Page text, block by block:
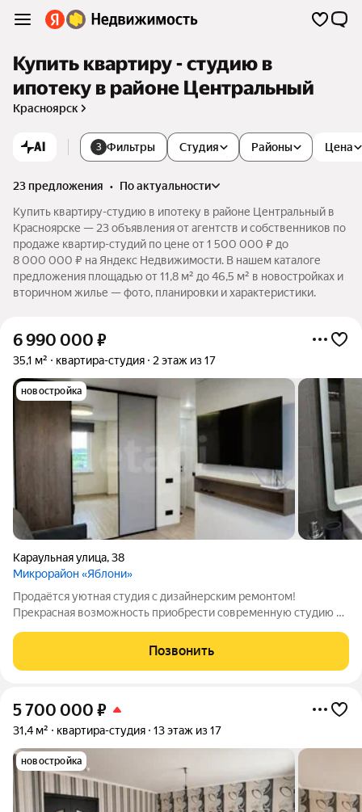
Купить квартиру - студию в
ипотеку в районе Центральный
Красноярск
AI 3 Фильтры Студия Цена
Районы
23 предложения •
по актуальности
Купить квартиру-студию в ипотеку в районе Центральный в
Красноярске — 23 объявления от агентств и собственников по
продаже квартир-студий по цене от 1 500 000 ₽ до
8 000 000 ₽ на Яндекс Недвижимости. В нашем каталоге
предложения площадью от 11,8 м² до 46,5 м² в новостройках и
вторичном жилье — фото, планировки и характеристики.
6 990 000 ₽
35,1 м² квартира-студия 2 этаж из 17
новостройка
Караульная улица,38
Микрорайон «Яблони»
Продаётся уютная студия с дизайнерским ремонтом!
Прекрасная возможность приобрести современную студию в
после качественного ремонта, который был выполнен 3 года
Позвонить
5 700 000 ₽
31,4 м² квартира-студия 13 этаж из 17
новостройка